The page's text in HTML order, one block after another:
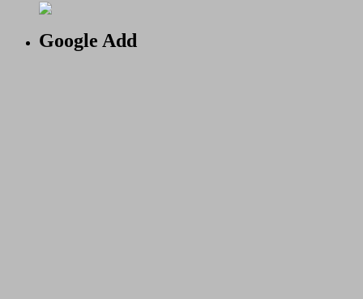
Google Add